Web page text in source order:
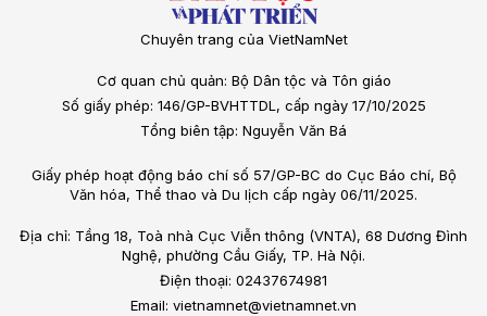
Chuyên trang của VietNamNet
Cơ quan chủ quản: Bộ Dân tộc và Tôn giáo
Số giấy phép: 146/GP-BVHTTDL, cấp ngày 17/10/2025
Tổng biên tập: Nguyễn Văn Bá
Giấy phép hoạt động báo chí số 57/GP-BC do Cục Báo chí, Bộ
Văn hóa, Thể thao và Du lịch cấp ngày 06/11/2025.
Địa chỉ: Tầng 18, Toà nhà Cục Viễn thông (VNTA), 68 Dương Đình
Nghệ, phường Cầu Giấy, TP. Hà Nội.
Điện thoại: 02437674981
Email: vietnamnet@vietnamnet.vn